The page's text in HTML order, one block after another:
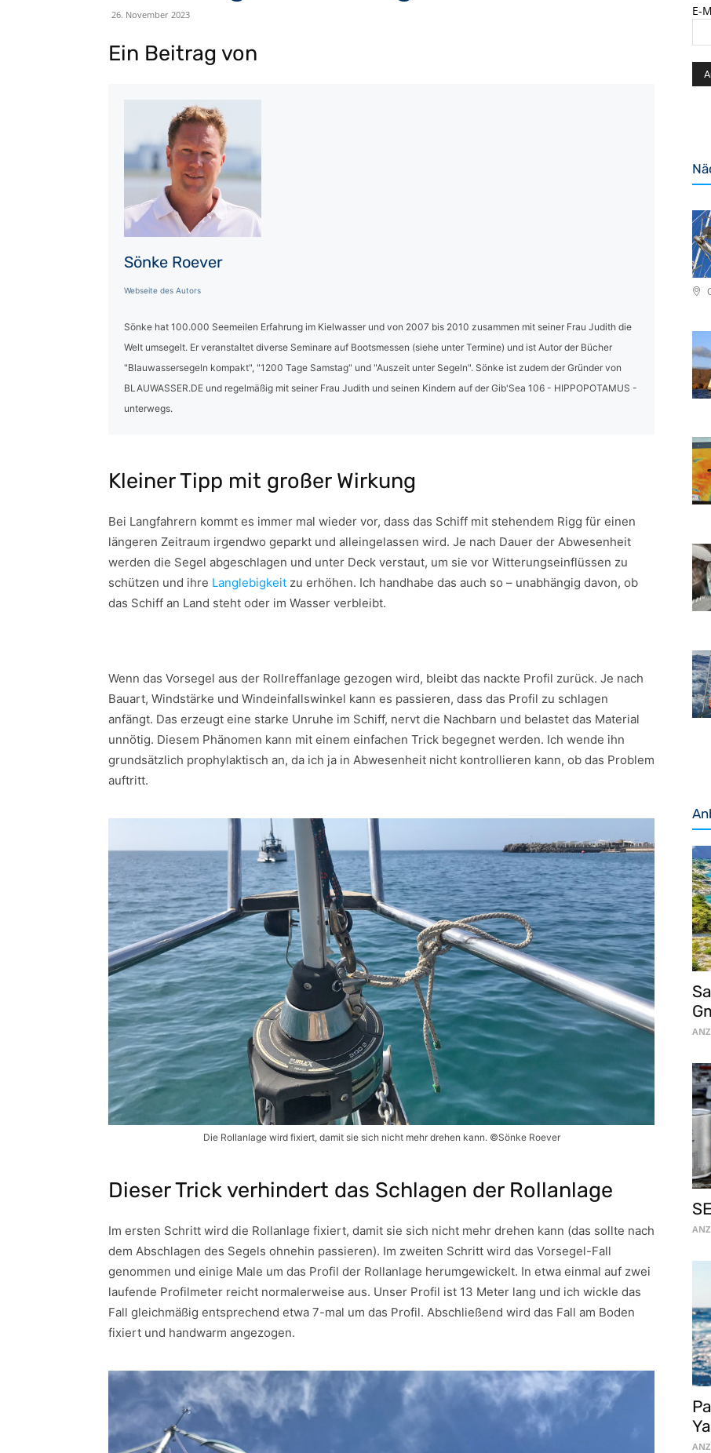
26. November 2023
Ein Beitrag von
Sönke Roever
Webseite des Autors
Sönke hat 100.000 Seemeilen Erfahrung im Kielwasser und von 2007 bis 2010 zusammen mit seiner Frau Judith die
Welt umsegelt. Er veranstaltet diverse Seminare auf Bootsmessen (siehe unter Termine) und ist Autor der Bücher
"Blauwassersegeln kompakt", "1200 Tage Samstag" und "Auszeit unter Segeln". Sönke ist zudem der Gründer von
BLAUWASSER.DE und regelmäßig mit seiner Frau Judith und seinen Kindern auf der Gib'Sea 106 - HIPPOPOTAMUS -
unterwegs.
Kleiner Tipp mit großer Wirkung
Bei Langfahrern kommt es immer mal wieder vor, dass das Schiff mit stehendem Rigg für einen
längeren Zeitraum irgendwo geparkt und alleingelassen wird. Je nach Dauer der Abwesenheit
werden die Segel abgeschlagen und unter Deck verstaut, um sie vor Witterungseinflüssen zu
schützen und ihre Langlebigkeit zu erhöhen. Ich handhabe das auch so – unabhängig davon, ob
das Schiff an Land steht oder im Wasser verbleibt.
Wenn das Vorsegel aus der Rollreffanlage gezogen wird, bleibt das nackte Profil zurück. Je nach
Bauart, Windstärke und Windeinfallswinkel kann es passieren, dass das Profil zu schlagen
anfängt. Das erzeugt eine starke Unruhe im Schiff, nervt die Nachbarn und belastet das Material
unnötig. Diesem Phänomen kann mit einem einfachen Trick begegnet werden. Ich wende ihn
grundsätzlich prophylaktisch an, da ich ja in Abwesenheit nicht kontrollieren kann, ob das Problem
auftritt.
Die Rollanlage wird fixiert, damit sie sich nicht mehr drehen kann. ©Sönke Roever
Dieser Trick verhindert das Schlagen der Rollanlage
Im ersten Schritt wird die Rollanlage fixiert, damit sie sich nicht mehr drehen kann (das sollte nach
dem Abschlagen des Segels ohnehin passieren). Im zweiten Schritt wird das Vorsegel-Fall
genommen und einige Male um das Profil der Rollanlage herumgewickelt. In etwa einmal auf zwei
laufende Profilmeter reicht normalerweise aus. Unser Profil ist 13 Meter lang und ich wickle das
Fall gleichmäßig entsprechend etwa 7-mal um das Profil. Abschließend wird das Fall am Boden
fixiert und handwarm angezogen.
E-